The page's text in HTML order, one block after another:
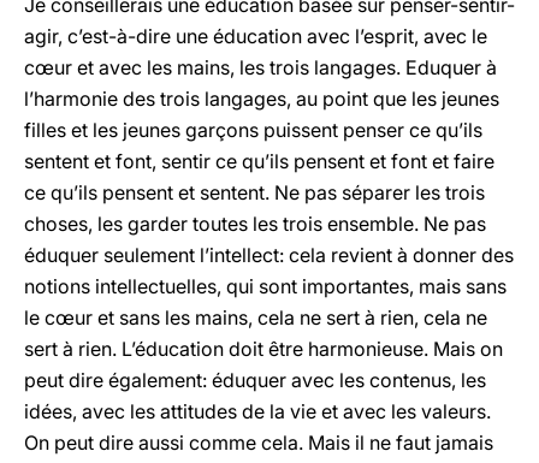
Je conseillerais une éducation basée sur penser-sentir-
agir, c’est-à-dire une éducation avec l’esprit, avec le
cœur et avec les mains, les trois langages. Eduquer à
l’harmonie des trois langages, au point que les jeunes
filles et les jeunes garçons puissent penser ce qu’ils
sentent et font, sentir ce qu’ils pensent et font et faire
ce qu’ils pensent et sentent. Ne pas séparer les trois
choses, les garder toutes les trois ensemble. Ne pas
éduquer seulement l’intellect: cela revient à donner des
notions intellectuelles, qui sont importantes, mais sans
le cœur et sans les mains, cela ne sert à rien, cela ne
sert à rien. L’éducation doit être harmonieuse. Mais on
peut dire également: éduquer avec les contenus, les
idées, avec les attitudes de la vie et avec les valeurs.
On peut dire aussi comme cela. Mais il ne faut jamais